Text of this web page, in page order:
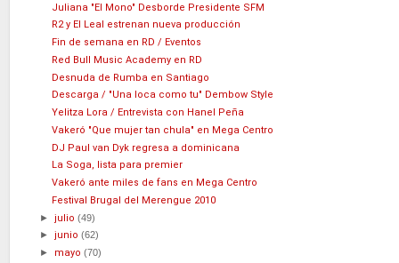
Juliana "El Mono" Desborde Presidente SFM
R2 y El Leal estrenan nueva producción
Fin de semana en RD / Eventos
Red Bull Music Academy en RD
Desnuda de Rumba en Santiago
Descarga / "Una loca como tu" Dembow Style
Yelitza Lora / Entrevista con Hanel Peña
Vakeró "Que mujer tan chula" en Mega Centro
DJ Paul van Dyk regresa a dominicana
La Soga, lista para premier
Vakeró ante miles de fans en Mega Centro
Festival Brugal del Merengue 2010
►julio(49)
►junio(62)
► mayo(70)